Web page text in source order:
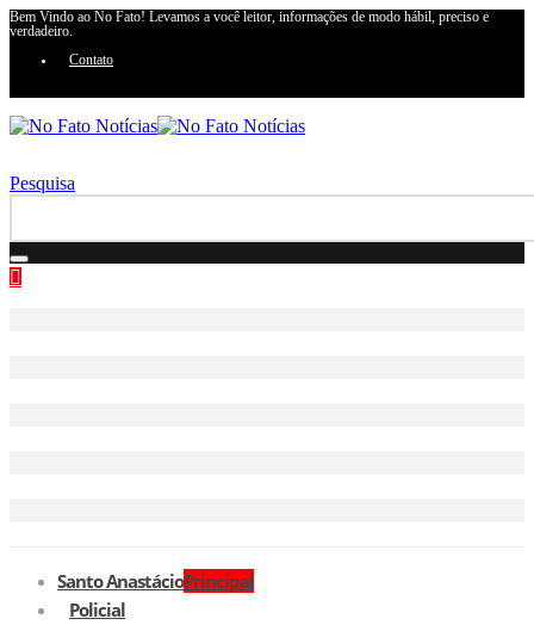
Bem Vindo ao No Fato! Levamos a você leitor, informações de modo hábil, preciso e
verdadeiro.
Contato
Pesquisa
Santo AnastácioPrincipal
Policial